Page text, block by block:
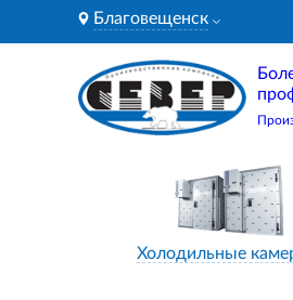
Благовещенск
Холодильные